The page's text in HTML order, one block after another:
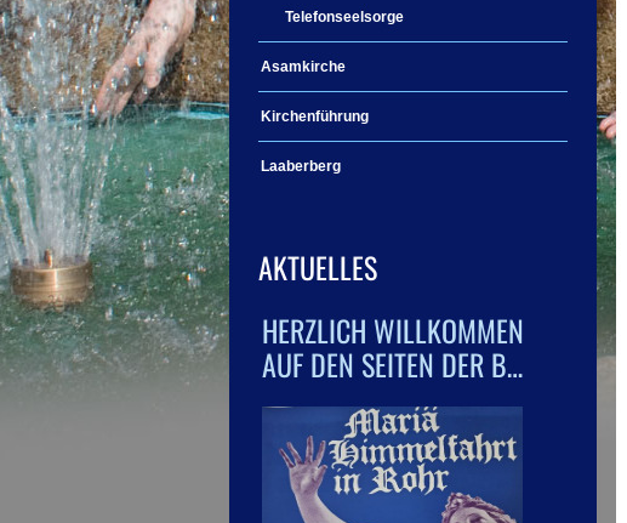
Telefonseelsorge
Asamkirche
Kirchenführung
Laaberberg
AKTUELLES
HERZLICH WILLKOMMEN
AUF DEN SEITEN DER B…